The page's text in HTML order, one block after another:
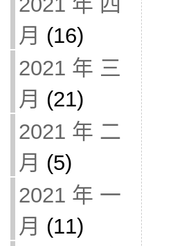
月 (16)
2021 年 三
月 (21)
2021 年 二
月 (5)
2021 年 一
月 (11)